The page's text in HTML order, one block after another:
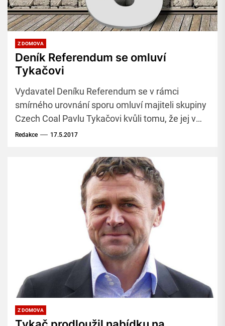
Z DOMOVA
Deník Referendum se omluví
Tykačovi
Vydavatel Deníku Referendum se v rámci
smírného urovnání sporu omluví majiteli skupiny
Czech Coal Pavlu Tykačovi kvůli tomu, že jej v
článku publikovaném před dvěma lety mylně
Redakce 17.5.2017
Z DOMOVA